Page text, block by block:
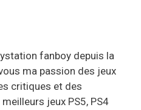
fanboy depuis la
ma passion des jeux
critiques et des
jeux PS5, PS4